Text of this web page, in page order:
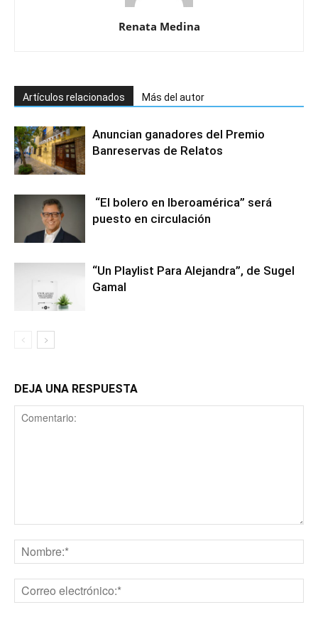
Renata Medina
Artículos relacionados Más del autor
Anuncian ganadores del Premio
Banreservas de Relatos
“El bolero en Iberoamérica” será
puesto en circulación
“Un Playlist Para Alejandra”, de Sugel
Gamal
DEJA UNA RESPUESTA